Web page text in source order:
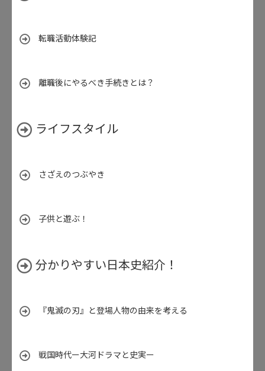
転職活動体験記
離職後にやるべき手続きとは？
ライフスタイル
さざえのつぶやき
子供と遊ぶ！
分かりやすい日本史紹介！
『鬼滅の刃』と登場人物の由来を考える
戦国時代ー大河ドラマと史実ー